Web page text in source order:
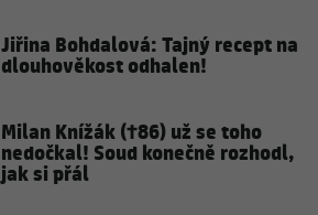
Jiřina Bohdalová: Tajný recept na
dlouhověkost odhalen!
Milan Knížák (†86) už se toho
nedočkal! Soud konečně rozhodl,
jak si přál